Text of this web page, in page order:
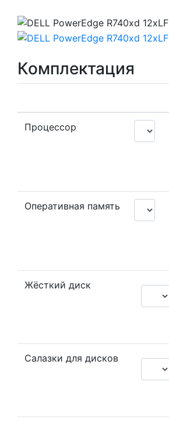
Комплектация
Процессор
Оперативная память
Жёсткий диск
Салазки для дисков